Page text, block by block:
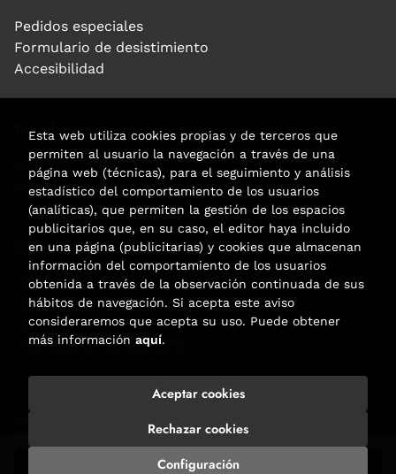
Pedidos especiales
Formulario de desistimiento
Accesibilidad
Puede interesarte
Noticias
Agenda
Contacto
Carrer Aribau, 84
(+34) 932 160 225
info@libreriafabre.com
Formulario de contacto
. Todos los Derechos Reservados |
Esta web utiliza cookies propias y de terceros que
permiten al usuario la navegación a través de una
página web (técnicas), para el seguimiento y análisis
estadístico del comportamiento de los usuarios
(analíticas), que permiten la gestión de los espacios
publicitarios que, en su caso, el editor haya incluido
en una página (publicitarias) y cookies que almacenan
información del comportamiento de los usuarios
obtenida a través de la observación continuada de sus
hábitos de navegación. Si acepta este aviso
consideraremos que acepta su uso. Puede obtener
más información aquí.
Configuración
Rechazar cookies
Aceptar cookies